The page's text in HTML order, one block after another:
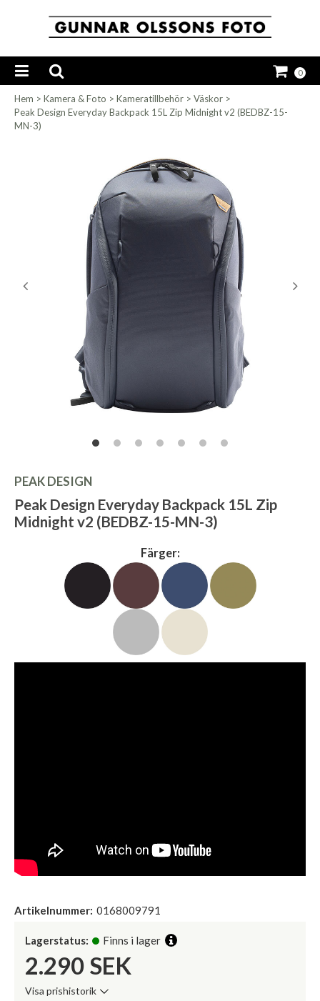
0
Hem > Kamera & Foto > Kameratillbehör > Väskor >
Peak Design Everyday Backpack 15L Zip Midnight v2 (BEDBZ-15-
MN-3)
PEAK DESIGN
Peak Design Everyday Backpack 15L Zip
Midnight v2 (BEDBZ-15-MN-3)
Färger:
Artikelnummer: 0168009791
Lagerstatus: Finns i lager
2.290 SEK
Visa prishistorik